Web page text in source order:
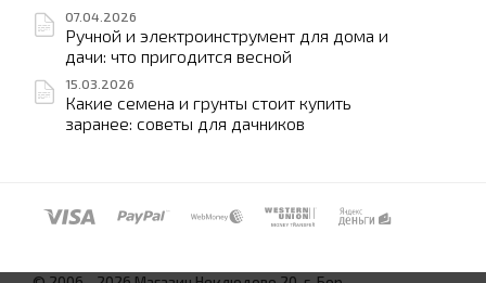
07.04.2026
Ручной и электроинструмент для дома и
дачи: что пригодится весной
15.03.2026
Какие семена и грунты стоит купить
заранее: советы для дачников